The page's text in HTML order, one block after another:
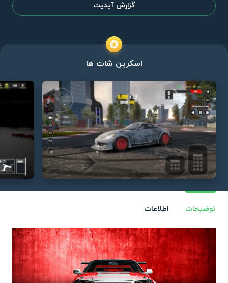
گزارش آپدیت
اسکرین شات ها
توضیحات اطلاعات